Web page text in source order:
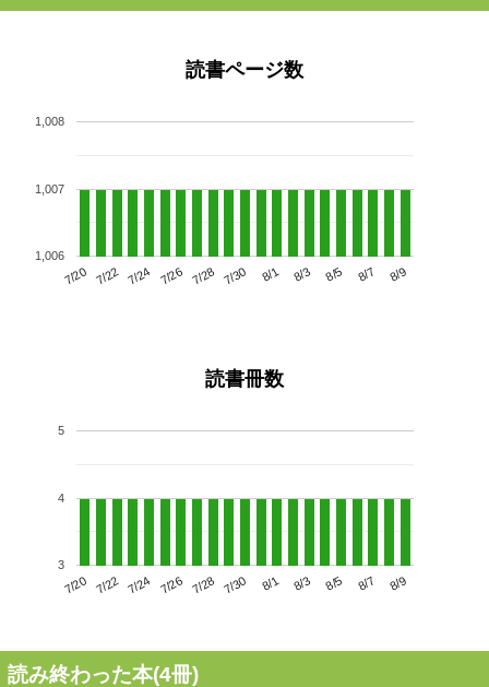
読書ページ数
7/20 7/22 7/24 7/26 7/28 7/30 8/1 8/3 8/5 8/7 8/9
1,006
1,007
1,008
読書冊数
7/20 7/22 7/24 7/26 7/28 7/30 8/1 8/3 8/5 8/7 8/9
3
4
5
読み終わった本(4冊)